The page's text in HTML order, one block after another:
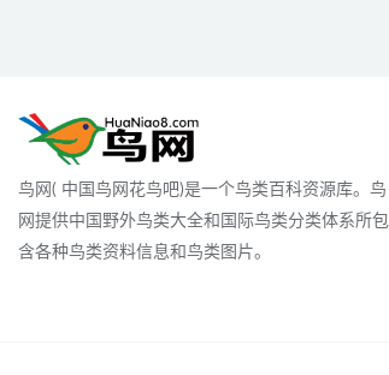
鸟网( 中国鸟网花鸟吧)是一个鸟类百科资源库。鸟
网提供中国野外鸟类大全和国际鸟类分类体系所包
含各种鸟类资料信息和鸟类图片。